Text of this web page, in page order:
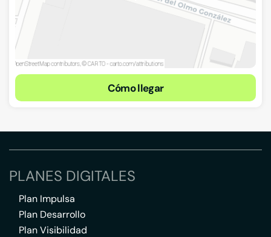
Cómo llegar
PLANES DIGITALES
Plan Impulsa
Plan Desarrollo
Plan Visibilidad